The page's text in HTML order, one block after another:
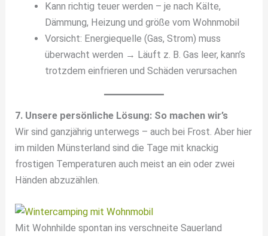
Kann richtig teuer werden – je nach Kälte,
Dämmung, Heizung und größe vom Wohnmobil
Vorsicht: Energiequelle (Gas, Strom) muss
überwacht werden → Läuft z. B. Gas leer, kann’s
trotzdem einfrieren und Schäden verursachen
7. Unsere persönliche Lösung: So machen wir’s
Wir sind ganzjährig unterwegs – auch bei Frost. Aber hier
im milden Münsterland sind die Tage mit knackig
frostigen Temperaturen auch meist an ein oder zwei
Händen abzuzählen.
Mit Wohnhilde spontan ins verschneite Sauerland